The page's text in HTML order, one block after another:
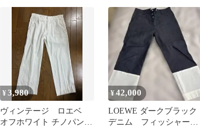
¥3,980
ヴィンテージ ロエベ
オフホワイト チノパン
¥42,000
LOEWE ダークブラック
デニム フィッシャーマ